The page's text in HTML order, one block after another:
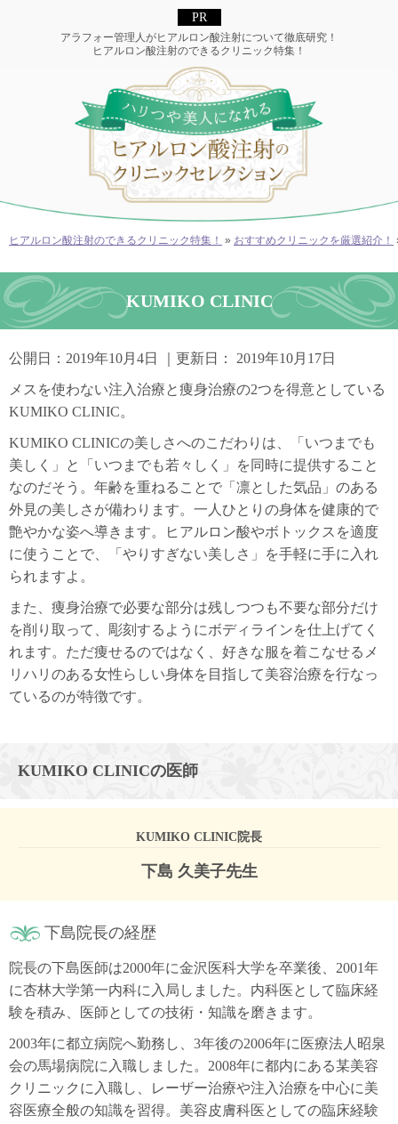
アラフォー管理人がヒアルロン酸注射について徹底研究！
ヒアルロン酸注射のできるクリニック特集！
ヒアルロン酸注射のできるクリニック特集！ » おすすめクリニックを厳選紹介！
KUMIKO CLINIC
公開日： 2019年10月4日 ｜更新日： 2019年10月17日
メスを使わない注入治療と痩身治療の2つを得意としている
KUMIKO CLINIC。
KUMIKO CLINICの美しさへのこだわりは、「いつまでも
美しく」と「いつまでも若々しく」を同時に提供すること
なのだそう。年齢を重ねることで「凛とした気品」のある
外見の美しさが備わります。一人ひとりの身体を健康的で
艶やかな姿へ導きます。ヒアルロン酸やボトックスを適度
に使うことで、「やりすぎない美しさ」を手軽に手に入れ
られますよ。
また、痩身治療で必要な部分は残しつつも不要な部分だけ
を削り取って、彫刻するようにボディラインを仕上げてく
れます。ただ痩せるのではなく、好きな服を着こなせるメ
リハリのある女性らしい身体を目指して美容治療を行なっ
ているのが特徴です。
KUMIKO CLINICの医師
KUMIKO CLINIC院長
下島 久美子先生
下島院長の経歴
院長の下島医師は2000年に金沢医科大学を卒業後、2001年
に杏林大学第一内科に入局しました。内科医として臨床経
験を積み、医師としての技術・知識を磨きます。
2003年に都立病院へ勤務し、3年後の2006年に医療法人昭泉
会の馬場病院に入職しました。2008年に都内にある某美容
クリニックに入職し、レーザー治療や注入治療を中心に美
容医療全般の知識を習得。美容皮膚科医としての臨床経験